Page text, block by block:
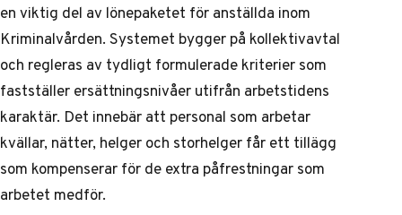
en viktig del av lönepaketet för anställda inom
Kriminalvården. Systemet bygger på kollektivavtal
och regleras av tydligt formulerade kriterier som
fastställer ersättningsnivåer utifrån arbetstidens
karaktär. Det innebär att personal som arbetar
kvällar, nätter, helger och storhelger får ett tillägg
som kompenserar för de extra påfrestningar som
arbetet medför.